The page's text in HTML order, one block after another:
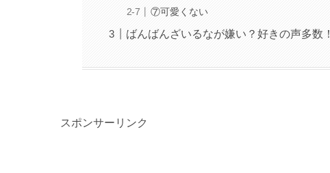
⑦可愛くない
ばんばんざいるなが嫌い？好きの声多数！
スポンサーリンク